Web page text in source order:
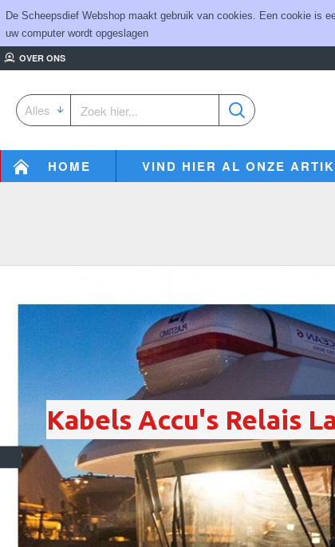
De Scheepsdief Webshop maakt gebruik van cookies. Een cookie is
uw computer wordt opgeslagen
OVER ONS
Alles
HOME VIND HIER AL ONZE
Kabels Accu's Relais